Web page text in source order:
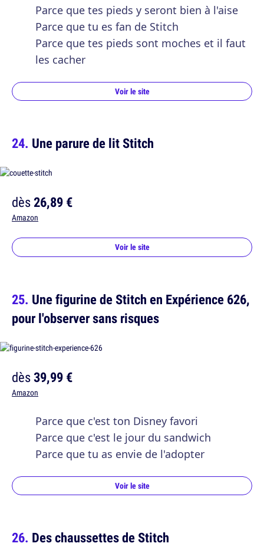
Parce que tes pieds y seront bien à l'aise
Parce que tu es fan de Stitch
Parce que tes pieds sont moches et il faut
les cacher
Voir le site
Une parure de lit Stitch
dès26,89 €
Amazon
Voir le site
Une figurine de Stitch en Expérience 626,
pour l'observer sans risques
dès39,99 €
Amazon
Parce que c'est ton Disney favori
Parce que c'est le jour du sandwich
Parce que tu as envie de l'adopter
Voir le site
Des chaussettes de Stitch